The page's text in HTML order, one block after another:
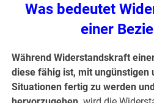
Was bedeutet
einer
Während Widerstandskraft
diese fähig ist, mit ungünstigen
Situationen fertig zu werden